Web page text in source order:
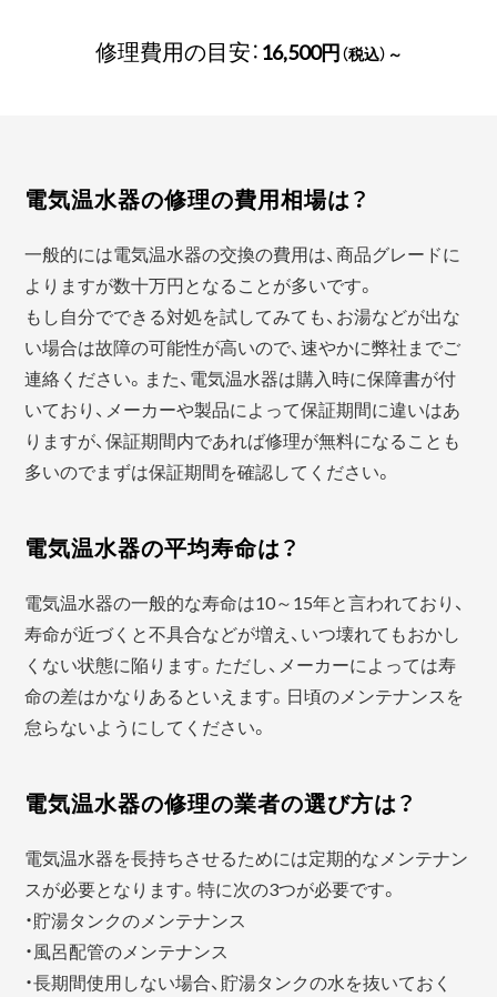
修理費用の目安：16,500円（税込）～
電気温水器の修理の費用相場は？
一般的には電気温水器の交換の費用は、商品グレードに
よりますが数十万円となることが多いです。
もし自分でできる対処を試してみても、お湯などが出な
い場合は故障の可能性が高いので、速やかに弊社までご
連絡ください。また、電気温水器は購入時に保障書が付
いており、メーカーや製品によって保証期間に違いはあ
りますが、保証期間内であれば修理が無料になることも
多いのでまずは保証期間を確認してください。
電気温水器の平均寿命は？
電気温水器の一般的な寿命は10～15年と言われており、
寿命が近づくと不具合などが増え、いつ壊れてもおかし
くない状態に陥ります。ただし、メーカーによっては寿
命の差はかなりあるといえます。日頃のメンテナンスを
怠らないようにしてください。
電気温水器の修理の業者の選び方は？
電気温水器を長持ちさせるためには定期的なメンテナン
スが必要となります。特に次の3つが必要です。
・貯湯タンクのメンテナンス
・風呂配管のメンテナンス
・長期間使用しない場合、貯湯タンクの水を抜いておく